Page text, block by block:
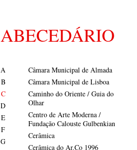
ABECEDÁRIO
A
B
C
D
E
F
G
Câmara Municipal de Almada
Câmara Municipal de Lisboa
Caminho do Oriente / Guia do
Olhar
Centro de Arte Moderna /
Fundação Calouste Gulbenkian
Cerâmica
Cerâmica do Ar.Co 1996